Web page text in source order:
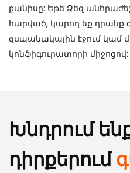
քանիսը: Եթե ​​Ձեզ
հարված, կարող եք դրանք
զսպանակային էջում կամ
կոնֆիգուրատորի միջոցով:
Խնդրում ենք
դիրքերում